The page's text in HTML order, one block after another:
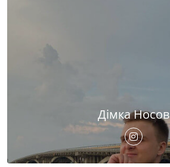
Дімка Носов